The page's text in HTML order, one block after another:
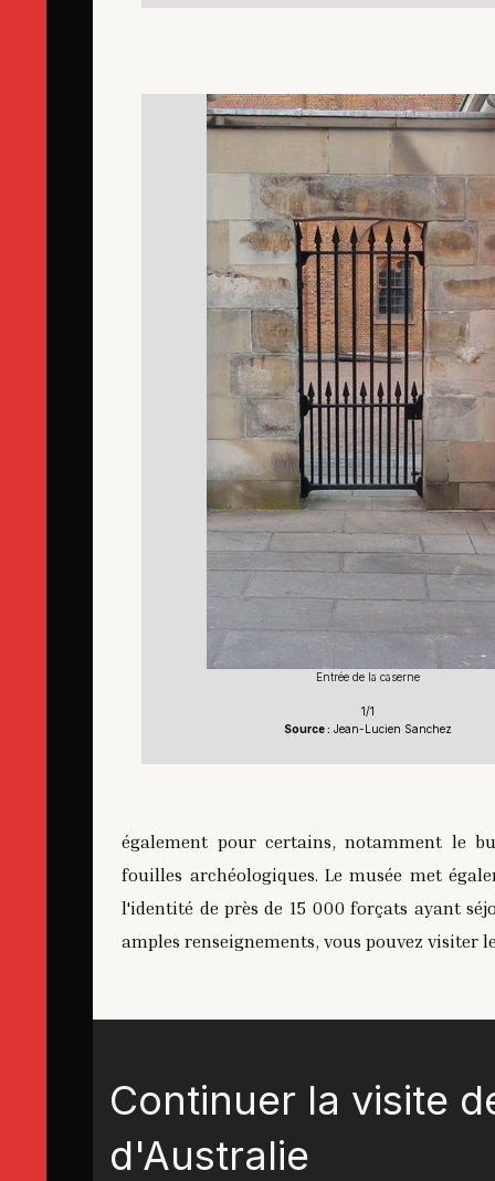
Entrée de la caserne
1/1
Source : Jean-Lucien Sanchez
également pour certains, notamment le
fouilles archéologiques. Le musée met
l'identité de près de 15 000 forçats ayant
amples renseignements, vous pouvez visiter
Continuer la visite
d'Australie